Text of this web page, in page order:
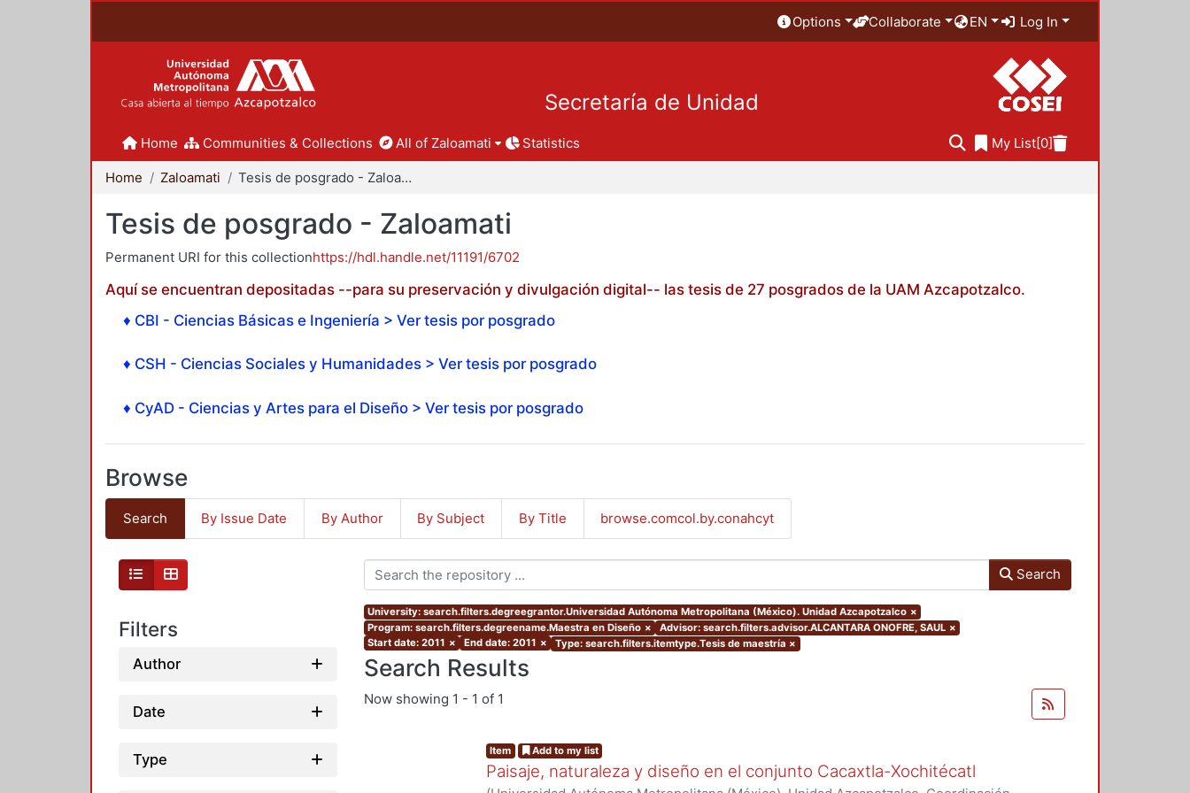
Options Collaborate EN Log In
Secretaría de Unidad
Home Communities & Collections All of Zaloamati Statistics My List[0]
Home Zaloamati Tesis de posgrado - Zaloamati
Tesis de posgrado - Zaloamati
Permanent URI for this collectionhttps://hdl.handle.net/11191/6702
Aquí se encuentran depositadas --para su preservación y divulgación digital-- las tesis de 27 posgrados de la UAM Azcapotzalco.
♦ CBI - Ciencias Básicas e Ingeniería > Ver tesis por posgrado
♦ CSH - Ciencias Sociales y Humanidades > Ver tesis por posgrado
♦ CyAD - Ciencias y Artes para el Diseño > Ver tesis por posgrado
Browse
Search By Issue Date By Author By Subject By Title browse.comcol.by.conahcyt
Filters
Author
Date
Type
Search
University: search.filters.degreegrantor.Universidad Autónoma Metropolitana (México). Unidad Azcapotzalco ×
Program: search.filters.degreename.Maestra en Diseño × Advisor: search.filters.advisor.ALCANTARA ONOFRE, SAUL ×
Start date: 2011 × End date: 2011 × Type: search.filters.itemtype.Tesis de maestría ×
Search Results
Now showing 1 - 1 of 1
Item Add to my list
Paisaje, naturaleza y diseño en el conjunto Cacaxtla-Xochitécatl